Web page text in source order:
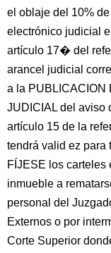
el oblaje del 10%
electrónico judicial
artículo 17� del
arancel judicial
a la PUBLICACION
JUDICIAL del aviso
artículo 15 de la
tendrá valid ez para
FÍJESE los carteles
inmueble a
personal del
Externos o por
Corte Superior